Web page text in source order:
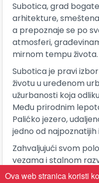
Subotica, grad
arhitekture,
a prepoznaje se po
atmosferi,
mirnom tempu života.
Subotica je pravi
životu u uređenom
užurbanosti koja
Među prirodnim
Palićko jezero,
jedno od najpoznatijih
Zahvaljujući svom
vezama i stalnom
postaje sve
Ova web stranica koristi